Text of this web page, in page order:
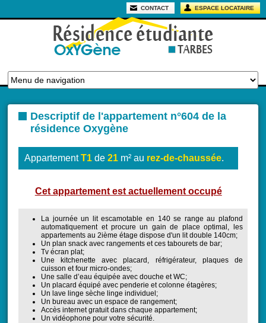
ESPACE LOCATAIRE
CONTACT
Descriptif de l'appartement n°604 de la
résidence Oxygène
AppartementT1 de21 m² au rez-de-chaussée.
Cet appartement est actuellement occupé
La journée un lit escamotable en 140 se range au plafond
automatiquement et procure un gain de place optimal, les
appartements au 2ième étage dispose d'un lit double 140cm;
Un plan snack avec rangements et ces tabourets de bar;
Tv écran plat;
Une kitchenette avec placard, réfrigérateur, plaques de
cuisson et four micro-ondes;
Une salle d’eau équipée avec douche et WC;
Un placard équipé avec penderie et colonne étagères;
Un lave linge sèche linge individuel;
Un bureau avec un espace de rangement;
Accès internet gratuit dans chaque appartement;
Un vidéophone pour votre sécurité.